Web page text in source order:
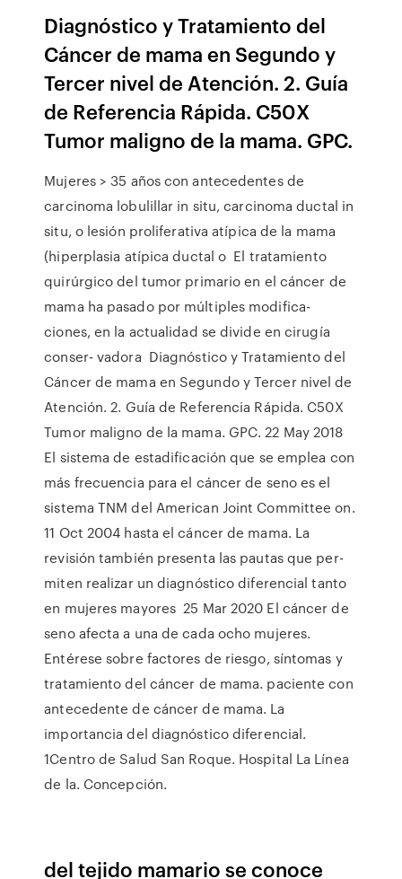
Diagnóstico y Tratamiento del
Cáncer de mama en Segundo y
Tercer nivel de Atención. 2. Guía
de Referencia Rápida. C50X
Tumor maligno de la mama. GPC.
Mujeres > 35 años con antecedentes de
carcinoma lobulillar in situ, carcinoma ductal in
situ, o lesión proliferativa atípica de la mama
(hiperplasia atípica ductal o El tratamiento
quirúrgico del tumor primario en el cáncer de
mama ha pasado por múltiples modifica-
ciones, en la actualidad se divide en cirugía
conser- vadora Diagnóstico y Tratamiento del
Cáncer de mama en Segundo y Tercer nivel de
Atención. 2. Guía de Referencia Rápida. C50X
Tumor maligno de la mama. GPC. 22 May 2018
El sistema de estadificación que se emplea con
más frecuencia para el cáncer de seno es el
sistema TNM del American Joint Committee on.
11 Oct 2004 hasta el cáncer de mama. La
revisión también presenta las pautas que per-
miten realizar un diagnóstico diferencial tanto
en mujeres mayores 25 Mar 2020 El cáncer de
seno afecta a una de cada ocho mujeres.
Entérese sobre factores de riesgo, síntomas y
tratamiento del cáncer de mama. paciente con
antecedente de cáncer de mama. La
importancia del diagnóstico diferencial.
1Centro de Salud San Roque. Hospital La Línea
de la. Concepción.
del tejido mamario se conoce